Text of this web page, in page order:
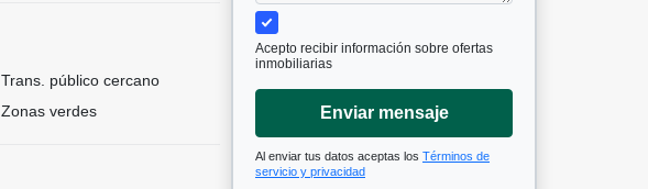
Trans. público cercano
Zonas verdes
Acepto recibir información sobre ofertas
inmobiliarias
Enviar mensaje
Al enviar tus datos aceptas los Términos de
servicio y privacidad